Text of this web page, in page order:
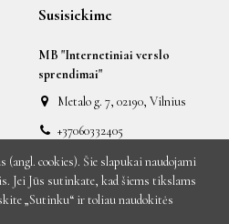
Susisiekime
MB "Internetiniai verslo
sprendimai"
Metalo g. 7, 02190, Vilnius
+37060332405
labas@auksiniai.lt
(angl. cookies). Šie slapukai naudojami
Jei Jūs sutinkate, kad šiems tikslams
„Sutinku“ ir toliau naudokitės